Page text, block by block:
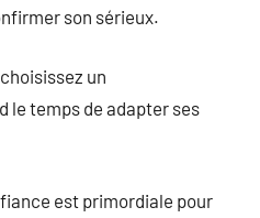
son sérieux.
un
le temps de adapter ses
est primordiale pour